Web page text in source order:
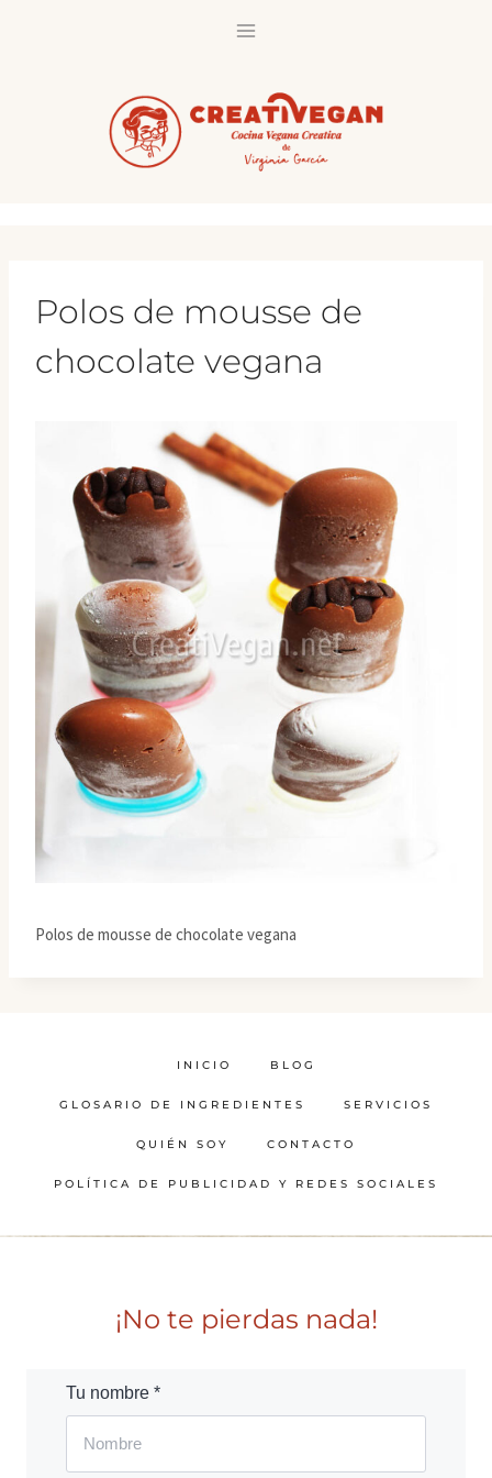
Polos de mousse de
chocolate vegana
Polos de mousse de chocolate vegana
INICIO BLOG
GLOSARIO DE INGREDIENTES SERVICIOS
QUIÉN SOY CONTACTO
POLÍTICA DE PUBLICIDAD Y REDES SOCIALES
¡No te pierdas nada!
Tu nombre *